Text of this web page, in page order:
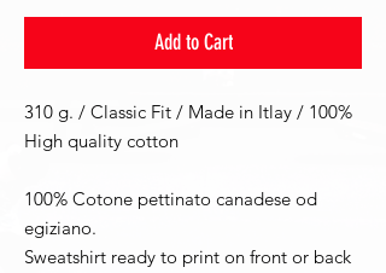
Add to Cart
310 g. / Classic Fit / Made in Itlay / 100%
High quality cotton
100% Cotone pettinato canadese od
egiziano.
Sweatshirt ready to print on front or back